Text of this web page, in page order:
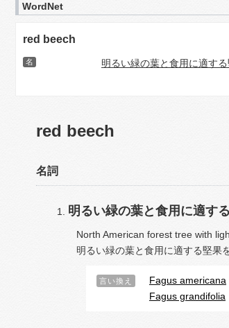
WordNet
red beech
名 明るい緑の葉と食用に適す
red beech
名詞
明るい緑の葉と食用に適す
North American forest tree with
明るい緑の葉と食用に適する堅果
言い換え Fagus americana
Fagus grandifolia